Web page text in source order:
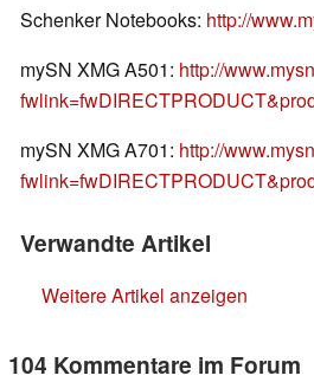
Schenker Notebooks: http://
mySN XMG A501: http://
mySN XMG A701: http://
Verwandte Artikel
Weitere Artikel anzeigen
104 Kommentare im Forum